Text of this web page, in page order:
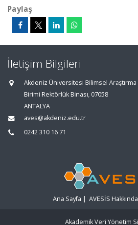
Paylaş
İletişim Bilgileri
Akdeniz Üniversitesi Bilimsel
Birimi Rektörlük Binası, 07058
ANTALYA
aves@akdeniz.edu.tr
0242 310 16 71
Ana Sayfa | AVESİS Hakkında
Akademik Veri Yönetim